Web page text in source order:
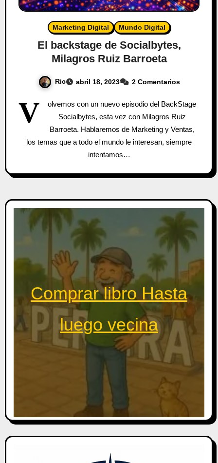
Marketing Digital Mundo Digital
El backstage de Socialbytes,
Milagros Ruiz Barroeta
Ric abril 18, 2023 2 Comentarios
V
olvemos con un nuevo episodio del BackStage
Socialbytes, esta vez con Milagros Ruiz
Barroeta. Hablaremos de Marketing y Ventas,
los temas que a todo el mundo le interesan, siempre
intentamos…
Comprar libro Hasta
luego vecina